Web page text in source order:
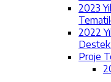
2023
2022
Destek
Proje